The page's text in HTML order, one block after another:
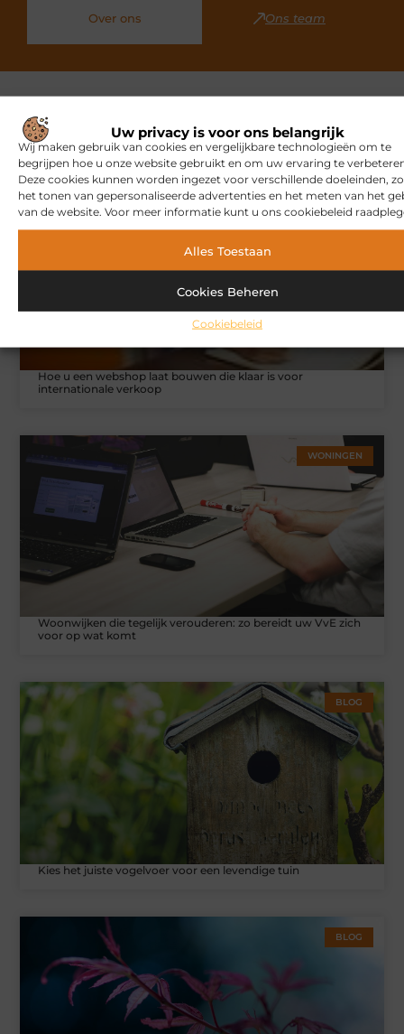
Uw privacy is voor ons belangrijk
Wij maken gebruik van cookies en vergelijkbare technologieën om te
begrijpen hoe u onze website gebruikt en om uw ervaring te
Deze cookies kunnen worden ingezet voor verschillende doeleinden,
het tonen van gepersonaliseerde advertenties en het meten van het
van de website. Voor meer informatie kunt u ons cookiebeleid
Alles Toestaan
Cookies Beheren
Cookiebeleid
Over ons Ons team
Gerelateerde artikelendie u
mogelijk interesseren
MARKETING
Hoe u een webshop laat bouwen die klaar is voor
internationale verkoop
WONINGEN
Woonwijken die tegelijk verouderen: zo bereidt uw VvE zich
voor op wat komt
BLOG
Kies het juiste vogelvoer voor een levendige tuin
BLOG